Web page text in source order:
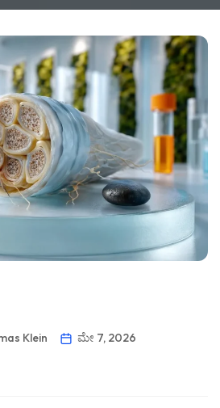
Klein
ಮೇ 7, 2026